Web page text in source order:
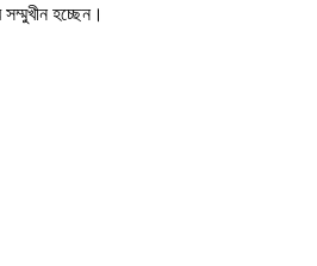
সম্মুখীন হচ্ছেন।